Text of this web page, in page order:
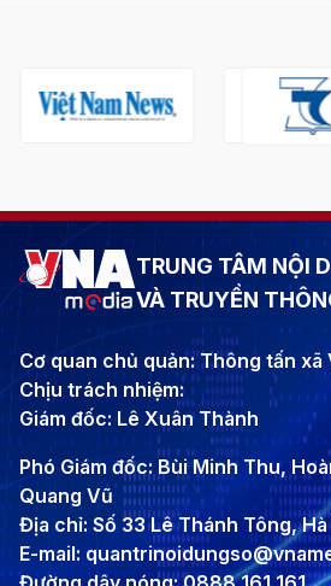
TRUNG TÂM NỘI
VÀ TRUYỀN
Cơ quan chủ quản: Thông tấn xã
Chịu trách nhiệm:
Giám đốc: Lê Xuân Thành
Phó Giám đốc: Bùi Minh Thu,
Quang Vũ
Địa chỉ: Số 33 Lê Thánh Tông,
E-mail: